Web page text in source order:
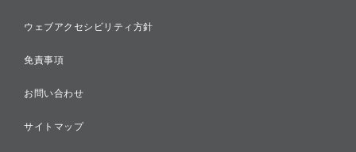
ウェブアクセシビリティ方針
免責事項
お問い合わせ
サイトマップ